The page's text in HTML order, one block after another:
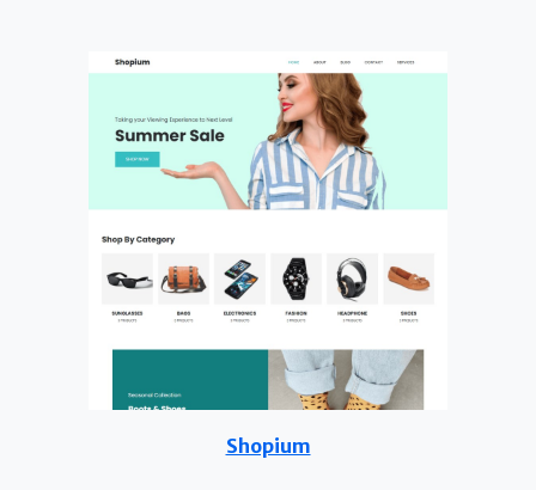
Shopium